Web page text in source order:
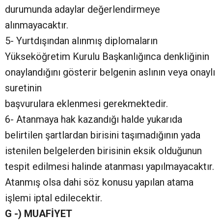
durumunda adaylar değerlendirmeye
alınmayacaktır.
5- Yurtdışından alınmış diplomaların
Yükseköğretim Kurulu Başkanlığınca denkliğinin
onaylandığını gösterir belgenin aslının veya onaylı
suretinin
başvurulara eklenmesi gerekmektedir.
6- Atanmaya hak kazandığı halde yukarıda
belirtilen şartlardan birisini taşımadığının yada
istenilen belgelerden birisinin eksik olduğunun
tespit edilmesi halinde atanması yapılmayacaktır.
Atanmış olsa dahi söz konusu yapılan atama
işlemi iptal edilecektir.
G -) MUAFİYET